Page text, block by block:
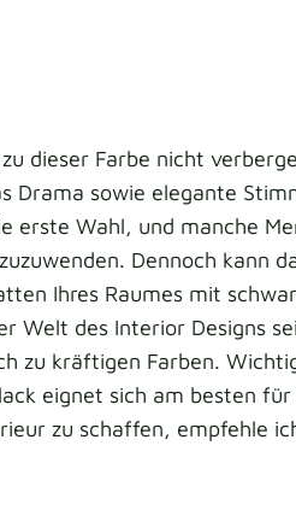
dieser Farbe nicht
sowie elegante
erste Wahl, und manche
Dennoch kann
Ihres Raumes mit
Welt des Interior Designs
zu kräftigen Farben.
eignet sich am besten für
zu schaffen, empfehle